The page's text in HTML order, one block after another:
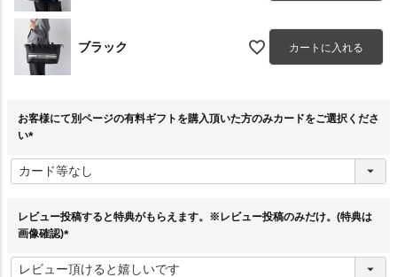
ブラック カートに入れる
お客様にて別ページの有料ギフトを購入頂いた方のみカードをご選択くださ
い
必
須
レビュー投稿すると特典がもらえます。※レビュー投稿のみだけ。(特典は
画像確認)
必